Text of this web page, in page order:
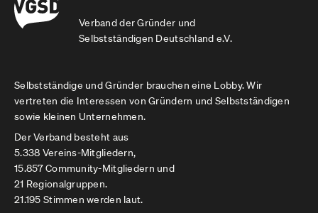
Verband der Gründer und
Selbstständigen Deutschland e.V.
Selbstständige und Gründer brauchen eine Lobby. Wir
vertreten die Interessen von Gründern und Selbstständigen
sowie kleinen Unternehmen.
Der Verband besteht aus
5.338 Vereins-Mitgliedern,
15.857 Community-Mitgliedern und
21 Regionalgruppen.
21.195 Stimmen werden laut.